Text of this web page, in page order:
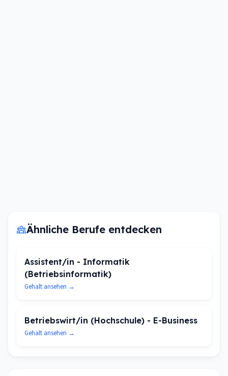
Ähnliche Berufe entdecken
Assistent/in - Informatik
(Betriebsinformatik)
Gehalt ansehen →
Betriebswirt/in (Hochschule) - E-Business
Gehalt ansehen →